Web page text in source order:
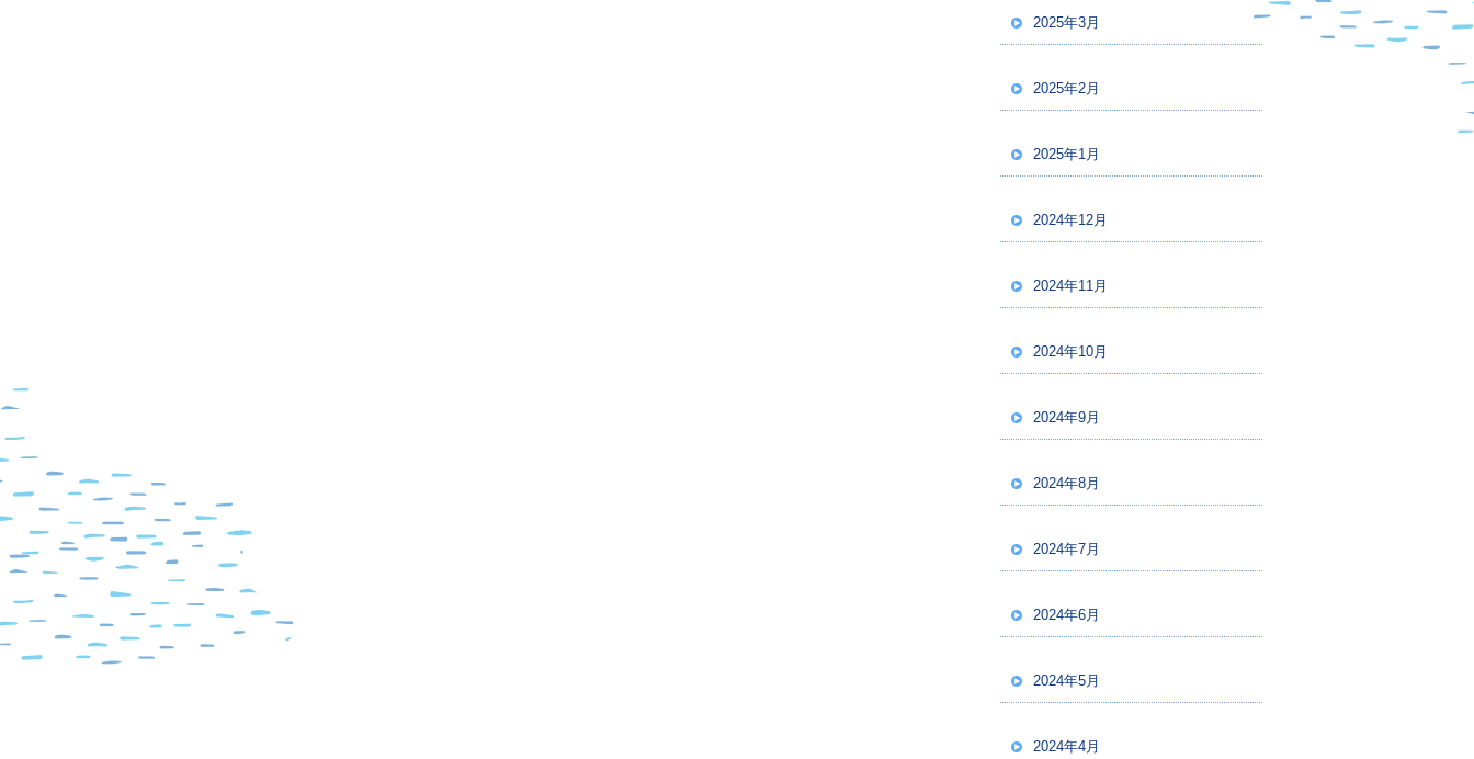
2025年3月
2025年2月
2025年1月
2024年12月
2024年11月
2024年10月
2024年9月
2024年8月
2024年7月
2024年6月
2024年5月
2024年4月